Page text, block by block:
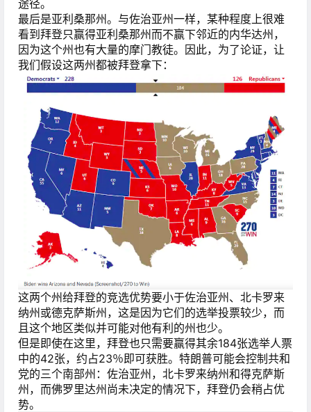
途径。
最后是亚利桑那州。与佐治亚州一样，某种程度上很难
看到拜登只赢得亚利桑那州而不赢下邻近的内华达州，
因为这个州也有大量的摩门教徒。因此，为了论证，让
我们假设这两州都被拜登拿下：
这两个州给拜登的竞选优势要小于佐治亚州、北卡罗来
纳州或德克萨斯州，这是因为它们的选举投票较少，而
且这个地区类似并可能对他有利的州也少。
但是即使在这里，拜登也只需要赢得其余184张选举人票
中的42张，约占23％即可获胜。特朗普可能会控制共和
党的三个南部州：佐治亚州，北卡罗来纳州和得克萨斯
州，而佛罗里达州尚未决定的情况下，拜登仍会稍占优
势。